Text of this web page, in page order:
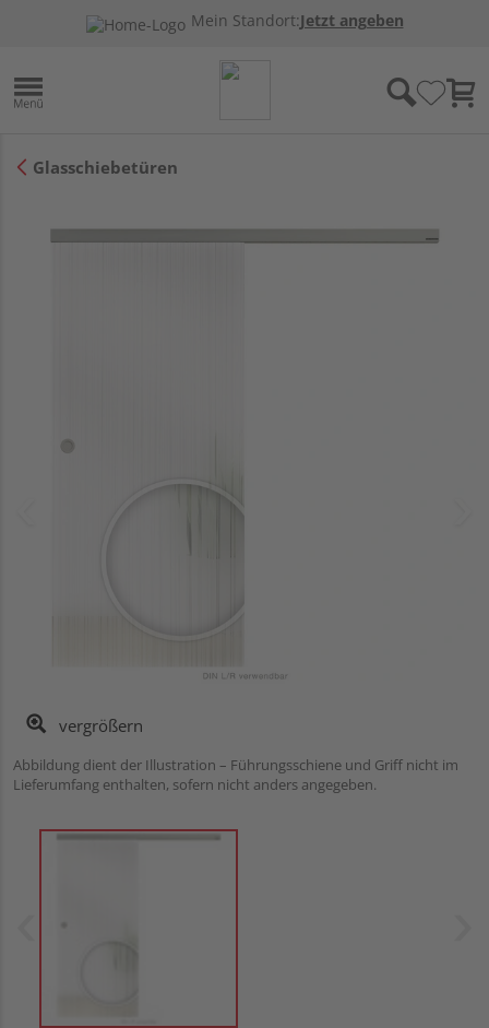
Mein Standort:Jetzt angeben
Glasschiebetüren
vergrößern
Abbildung dient der Illustration – Führungsschiene und Griff nicht im
Lieferumfang enthalten, sofern nicht anders angegeben.